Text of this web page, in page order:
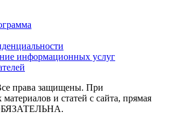
информационных услуг
права защищены. При
и статей с сайта, прямая